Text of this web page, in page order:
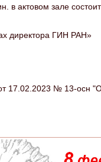
в актовом зале
директора ГИН РАН»
17.02.2023 № 13-осн